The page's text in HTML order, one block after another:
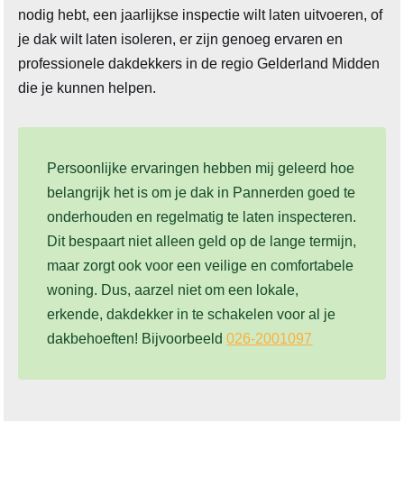
nodig hebt, een jaarlijkse inspectie wilt laten uitvoeren, of
je dak wilt laten isoleren, er zijn genoeg ervaren en
professionele dakdekkers in de regio Gelderland Midden
die je kunnen helpen.
Persoonlijke ervaringen hebben mij geleerd hoe
belangrijk het is om je dak in Pannerden goed te
onderhouden en regelmatig te laten inspecteren.
Dit bespaart niet alleen geld op de lange termijn,
maar zorgt ook voor een veilige en comfortabele
woning. Dus, aarzel niet om een lokale,
erkende, dakdekker in te schakelen voor al je
dakbehoeften! Bijvoorbeeld026-2001097